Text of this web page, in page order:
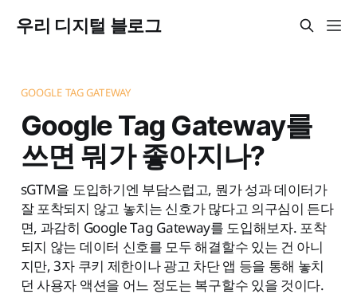
우리 디지털 블로그
GOOGLE TAG GATEWAY
Google Tag Gateway를
쓰면 뭐가 좋아지나?
sGTM을 도입하기엔 부담스럽고, 뭔가 성과 데이터가
잘 포착되지 않고 놓치는 신호가 많다고 의구심이 든다
면, 과감히 Google Tag Gateway를 도입해보자. 포착
되지 않는 데이터 신호를 모두 해결할수 있는 건 아니
지만, 3자 쿠키 제한이나 광고 차단 앱 등을 통해 놓치
던 사용자 액션을 어느 정도는 복구할수 있을 것이다.